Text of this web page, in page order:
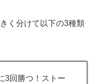
く分けて以下の3種類
3回勝つ！ストー